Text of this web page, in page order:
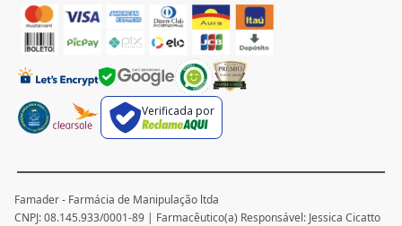
açúcar.
Fórmulas manipuladas podem ser personalizadas com
foco em modular a fome emocional, melhorar a
saciedade, auxiliar no controle glicêmico e reduzir
picos de insulina. Em muitos casos, também são
incluídos ativos que contribuem para estabilizar o
É fundamental que esse processo seja acompanhado
por médico ou nutricionista, garantindo doses
adequadas, segurança no uso e integração com
Verificada por
Famader - Farmácia de Manipulação ltda
CNPJ: 08.145.933/0001-89 | Farmacêutico(a) Responsável: Jessica Cicatto